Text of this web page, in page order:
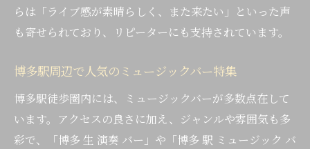
らは「ライブ感が素晴らしく、また来たい」といった声
も寄せられており、リピーターにも支持されています。
博多駅周辺で人気のミュージックバー特集
博多駅徒歩圏内には、ミュージックバーが多数点在して
います。アクセスの良さに加え、ジャンルや雰囲気も多
彩で、「博多 生 演奏 バー」や「博多 駅 ミュージック バ